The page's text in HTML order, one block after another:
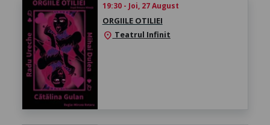
19:30 - Joi, 27 August
ORGIILE OTILIEI
location_on Teatrul Infinit